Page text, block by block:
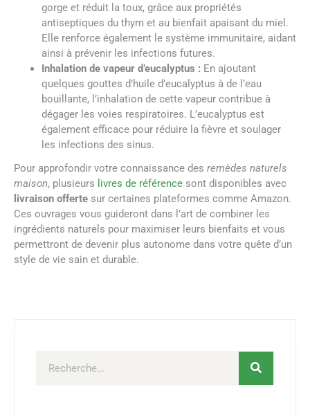
gorge et réduit la toux, grâce aux propriétés
antiseptiques du thym et au bienfait apaisant du miel.
Elle renforce également le système immunitaire, aidant
ainsi à prévenir les infections futures.
Inhalation de vapeur d’eucalyptus : En ajoutant
quelques gouttes d’huile d’eucalyptus à de l’eau
bouillante, l’inhalation de cette vapeur contribue à
dégager les voies respiratoires. L’eucalyptus est
également efficace pour réduire la fièvre et soulager
les infections des sinus.
Pour approfondir votre connaissance des remèdes naturels
maison, plusieurs livres de référence sont disponibles avec
livraison offerte sur certaines plateformes comme Amazon.
Ces ouvrages vous guideront dans l’art de combiner les
ingrédients naturels pour maximiser leurs bienfaits et vous
permettront de devenir plus autonome dans votre quête d’un
style de vie sain et durable.